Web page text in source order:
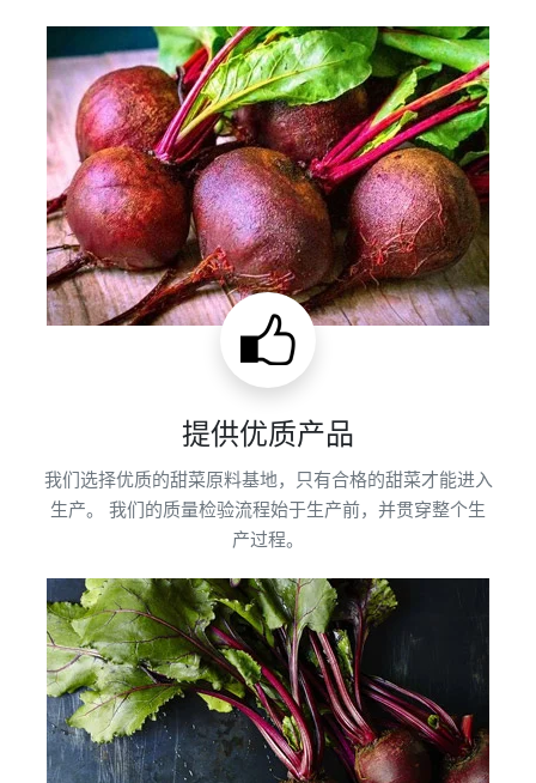
提供优质产品
我们选择优质的甜菜原料基地，只有合格的甜菜才能进入
生产。 我们的质量检验流程始于生产前，并贯穿整个生
产过程。